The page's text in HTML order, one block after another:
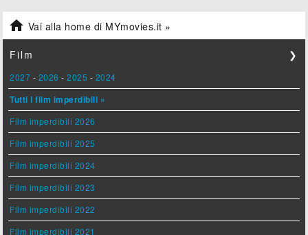
 Vai alla home di MYmovies.it »
Film ❯
2027 - 2026 -2025 - 2024
Tutti i film imperdibili »
Film imperdibili 2026
Film imperdibili 2025
Film imperdibili 2024
Film imperdibili 2023
Film imperdibili 2022
Film imperdibili 2021